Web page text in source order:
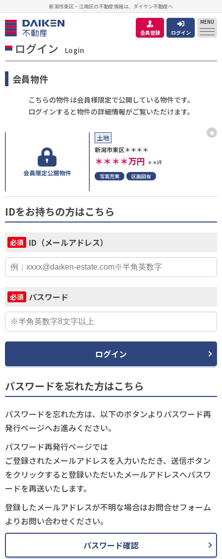
新潟市東区・江南区の不動産情報は、ダイケン不動産へ
会員登録 ログイン
MENU
ログイン Login
会員物件
こちらの物件は会員様限定で公開している物件です。
ログインすると物件の詳細情報がご覧いただけます。
土地
新潟市東区＊＊＊＊
＊＊＊＊万円 ＊＊坪
写真充実
区画図有
IDをお持ちの方はこちら
必須 ID（メールアドレス）
必須 パスワード
ログイン
パスワードを忘れた方はこちら
パスワードを忘れた方は、以下のボタンよりパスワード再
発行ページへお進みください。
パスワード再発行ページでは
ご登録されたメールアドレスを入力いただき、送信ボタン
をクリックすると登録いただいたメールアドレスへパスワ
ードを再送いたします。
登録したメールアドレスが不明な場合はお問合せフォーム
よりお問い合わせください。
パスワード確認